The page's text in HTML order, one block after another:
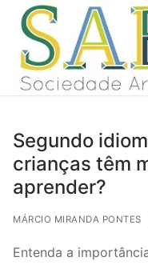
conteúdo
Pular
para
conteúdo
Segundo
crianças têm
aprender?
MÁRCIO MIRANDA PONTES
Entenda a